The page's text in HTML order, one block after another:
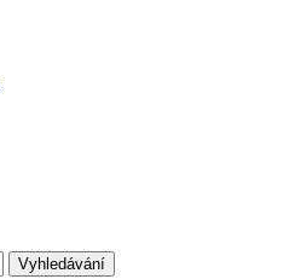
Vyhledávání